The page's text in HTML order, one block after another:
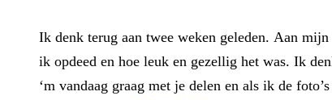
Ik denk terug aan twee weken geleden. Aan
ik opdeed en hoe leuk en gezellig het was. Ik
‘m vandaag graag met je delen en als ik de